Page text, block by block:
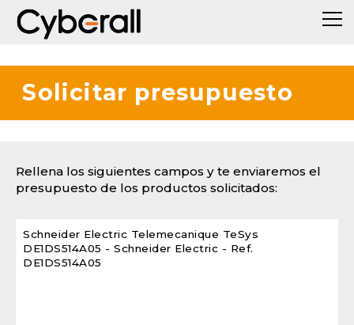
Solicitar presupuesto
Rellena los siguientes campos y te enviaremos el
presupuesto de los productos solicitados: